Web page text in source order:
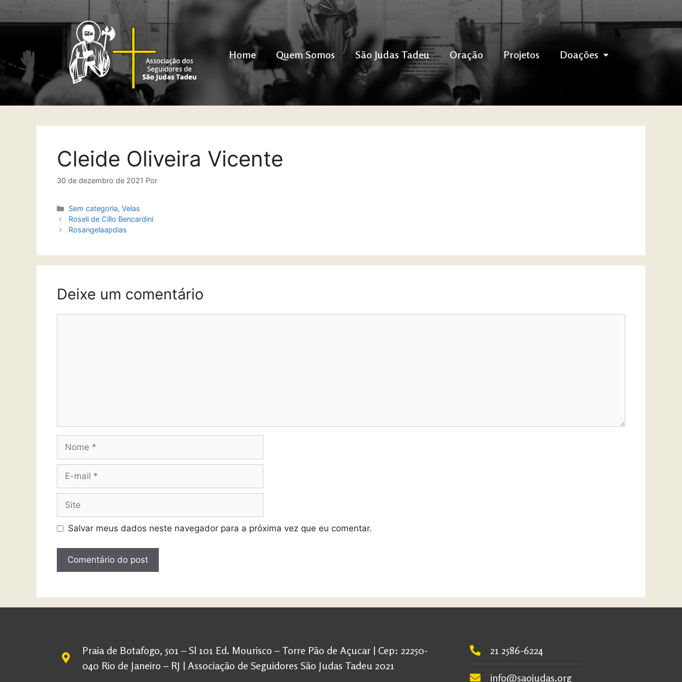
Home Quem Somos São Judas Tadeu Oração Projetos Doações
Cleide Oliveira Vicente
30 de dezembro de 2021 Por
Sem categoria,Velas
Roseli de Cillo Bencardini
Rosangelaapdias
Deixe um comentário
Salvar meus dados neste navegador para a próxima vez que eu comentar.
Praia de Botafogo, 501 – Sl 101 Ed. Mourisco – Torre Pão de Açucar | Cep: 22250-
040 Rio de Janeiro – RJ | Associação de Seguidores São Judas Tadeu 2021
21 2586-6224
info@saojudas.org